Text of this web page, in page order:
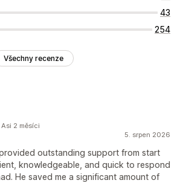
43
254
Všechny recenze
5. srpen 2026
outstanding support from start
knowledgeable, and quick to respond
He saved me a significant amount of
2 měsíci